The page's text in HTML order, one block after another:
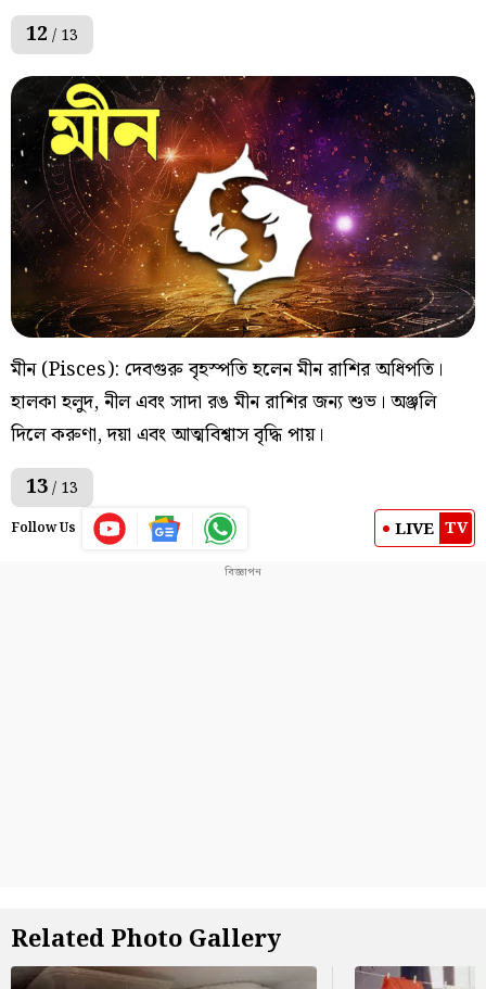
12 / 13
মীন (Pisces): দেবগুরু বৃহস্পতি হলেন মীন রাশির অধিপতি।
হালকা হলুদ, নীল এবং সাদা রঙ মীন রাশির জন্য শুভ। অঞ্জলি
দিলে করুণা, দয়া এবং আত্মবিশ্বাস বৃদ্ধি পায়।
13/ 13
Follow Us LIVE TV
Related Photo Gallery